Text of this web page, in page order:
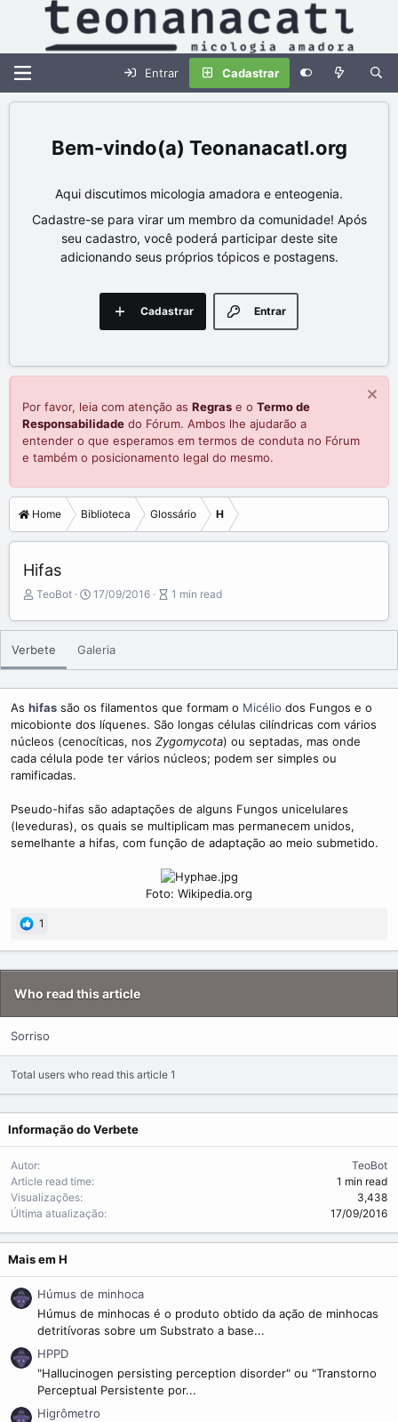
Entrar Cadastrar
Teonanacatl.org
Aqui discutimos micologia amadora e enteogenia.
Cadastre-se para virar um membro da comunidade! Após
seu cadastro, você poderá participar deste site
adicionando seus próprios tópicos e postagens.
Entrar
Cadastrar
Por favor, leia com atenção as Regras e o Termo de
Responsabilidade do Fórum. Ambos lhe ajudarão a
entender o que esperamos em termos de conduta no Fórum
e também o posicionamento legal do mesmo.
Home Biblioteca Glossário H
Hifas
A
t
r
TeoBot
P
b
i
s
h
d
a
t
e
17/09/2016
A
t
l
e
r
e
a
d
e
1 min read
Verbete Galeria
As hifas são os filamentos que formam o Micélio dos Fungos e o
micobionte dos líquenes. São longas células cilíndricas com vários
núcleos (cenocíticas, nos Zygomycota) ou septadas, mas onde
cada célula pode ter vários núcleos; podem ser simples ou
ramificadas.
Pseudo-hifas são adaptações de alguns Fungos unicelulares
(leveduras), os quais se multiplicam mas permanecem unidos,
semelhante a hifas, com função de adaptação ao meio submetido.
Foto: Wikipedia.org​
1
Who read this article
Sorriso
Total users who read this article 1
Informação do Verbete
Autor
TeoBot
Article read time
1 min read
Visualizações
3,438
Última atualização
17/09/2016
Mais em H
Húmus de minhoca
Húmus de minhocas é o produto obtido da ação de minhocas
detritívoras sobre um Substrato a base...
HPPD
"Hallucinogen persisting perception disorder" ou "Transtorno
Perceptual Persistente por...
Higrômetro